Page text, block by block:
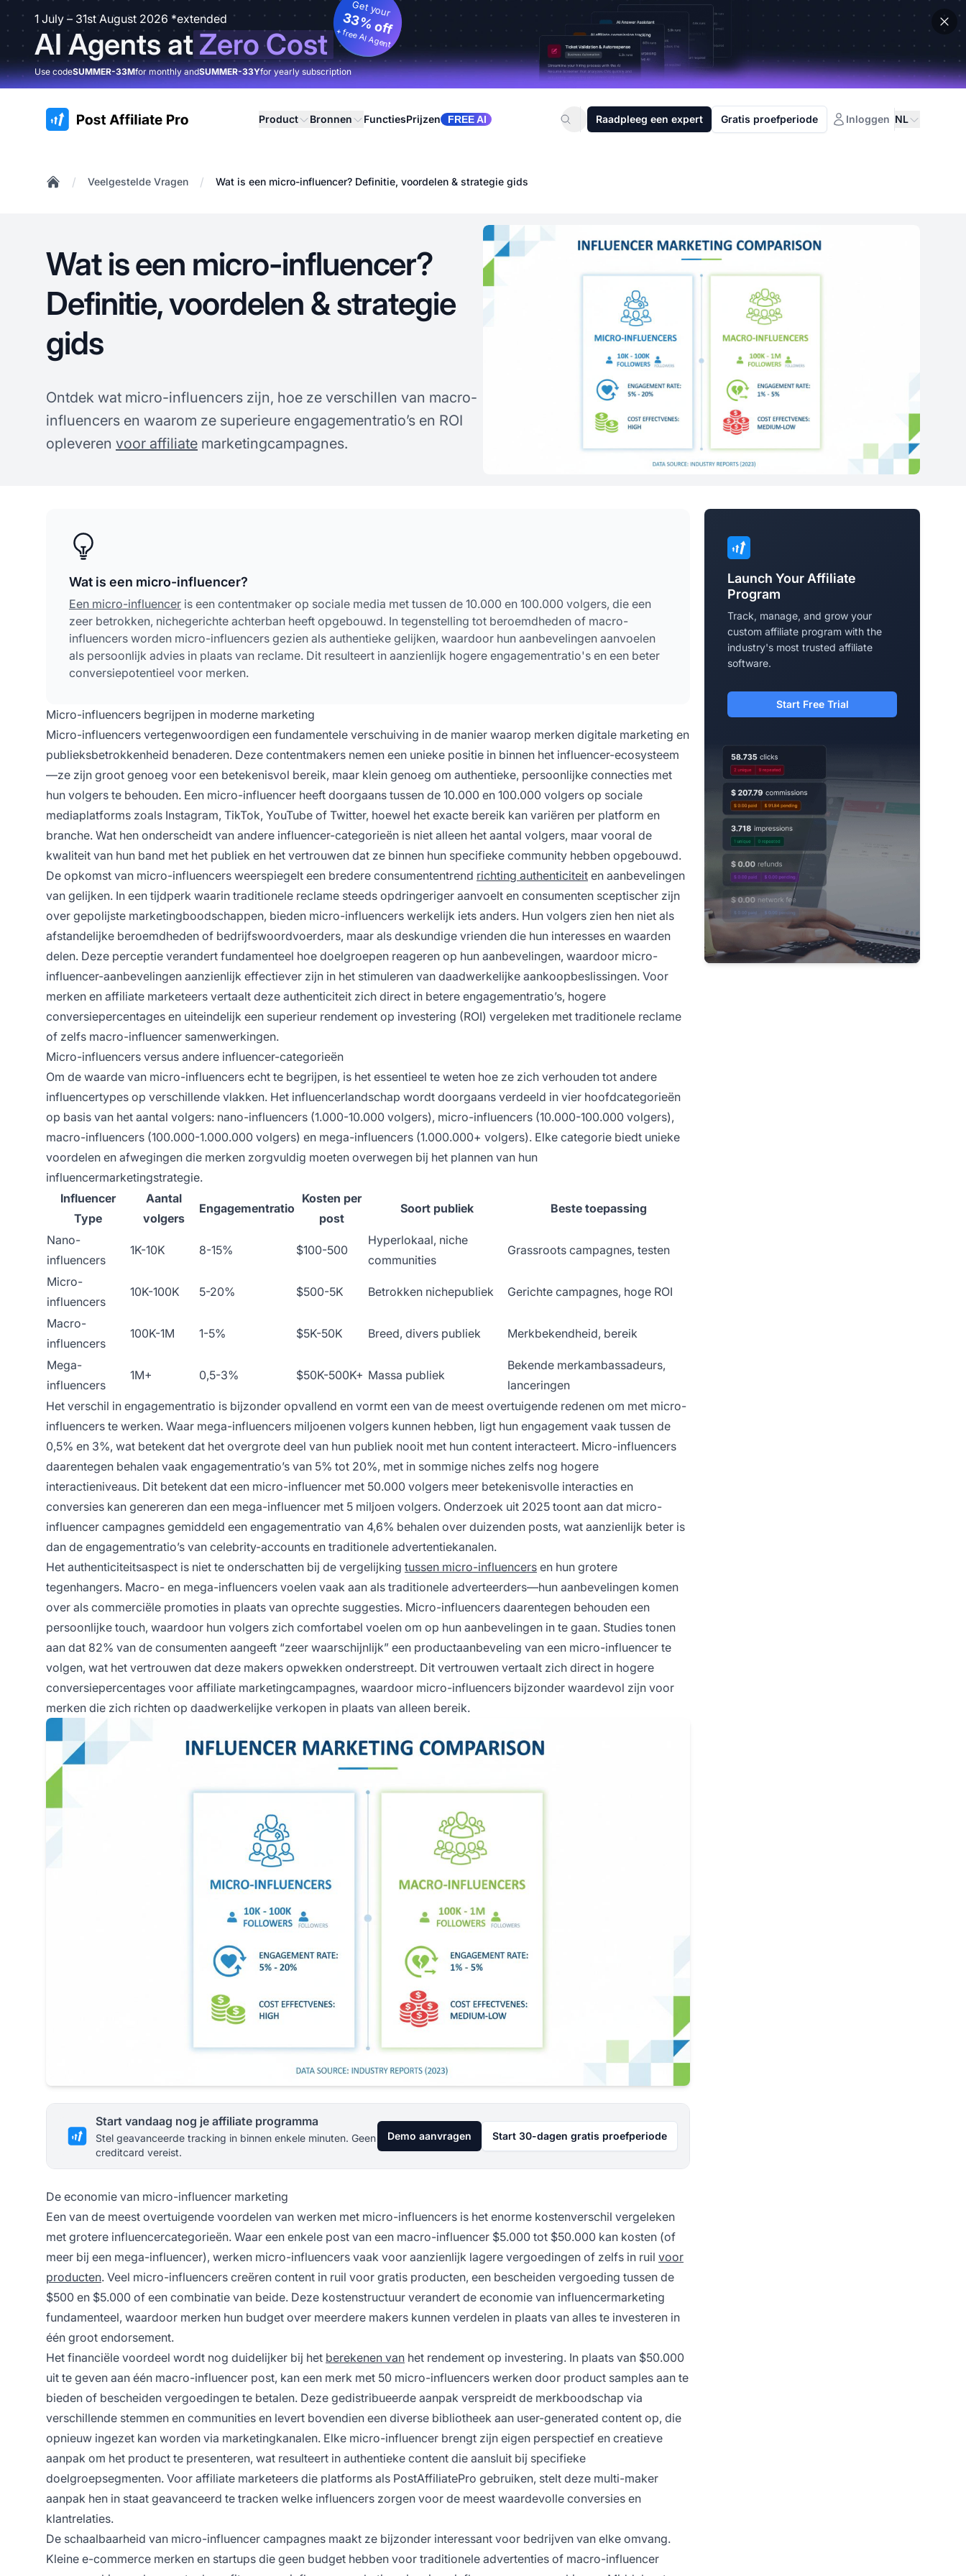
1 July – 31st August 2026 *extended
AI Agents atZero Cost
Get your
33% off
+ free AI Agent
Use codeSUMMER-33Mfor monthly andSUMMER-33Yfor yearly subscription
:site.title Product Bronnen FunctiesPrijzen FREE AI Raadpleeg een expert Gratis proefperiode Inloggen NL
/ Veelgestelde Vragen / Wat is een micro-influencer? Definitie, voordelen & strategie gids
Wat is een micro-influencer?
Definitie, voordelen & strategie
gids
Ontdek wat micro-influencers zijn, hoe ze verschillen van macro-
influencers en waarom ze superieure engagementratio’s en ROI
opleveren voor affiliate marketingcampagnes.
Wat is een micro-influencer?
Een micro-influencer is een contentmaker op sociale media met tussen de 10.000 en 100.000 volgers, die een
zeer betrokken, nichegerichte achterban heeft opgebouwd. In tegenstelling tot beroemdheden of macro-
influencers worden micro-influencers gezien als authentieke gelijken, waardoor hun aanbevelingen aanvoelen
als persoonlijk advies in plaats van reclame. Dit resulteert in aanzienlijk hogere engagementratio's en een beter
conversiepotentieel voor merken.
Micro-influencers begrijpen in moderne marketing
Micro-influencers vertegenwoordigen een fundamentele verschuiving in de manier waarop merken digitale marketing en
publieksbetrokkenheid benaderen. Deze contentmakers nemen een unieke positie in binnen het influencer-ecosysteem
—ze zijn groot genoeg voor een betekenisvol bereik, maar klein genoeg om authentieke, persoonlijke connecties met
hun volgers te behouden. Een micro-influencer heeft doorgaans tussen de 10.000 en 100.000 volgers op sociale
mediaplatforms zoals Instagram, TikTok, YouTube of Twitter, hoewel het exacte bereik kan variëren per platform en
branche. Wat hen onderscheidt van andere influencer-categorieën is niet alleen het aantal volgers, maar vooral de
kwaliteit van hun band met het publiek en het vertrouwen dat ze binnen hun specifieke community hebben opgebouwd.
De opkomst van micro-influencers weerspiegelt een bredere consumententrend richting authenticiteit en aanbevelingen
van gelijken. In een tijdperk waarin traditionele reclame steeds opdringeriger aanvoelt en consumenten sceptischer zijn
over gepolijste marketingboodschappen, bieden micro-influencers werkelijk iets anders. Hun volgers zien hen niet als
afstandelijke beroemdheden of bedrijfswoordvoerders, maar als deskundige vrienden die hun interesses en waarden
delen. Deze perceptie verandert fundamenteel hoe doelgroepen reageren op hun aanbevelingen, waardoor micro-
influencer-aanbevelingen aanzienlijk effectiever zijn in het stimuleren van daadwerkelijke aankoopbeslissingen. Voor
merken en affiliate marketeers vertaalt deze authenticiteit zich direct in betere engagementratio’s, hogere
conversiepercentages en uiteindelijk een superieur rendement op investering (ROI) vergeleken met traditionele reclame
of zelfs macro-influencer samenwerkingen.
Micro-influencers versus andere influencer-categorieën
Om de waarde van micro-influencers echt te begrijpen, is het essentieel te weten hoe ze zich verhouden tot andere
influencertypes op verschillende vlakken. Het influencerlandschap wordt doorgaans verdeeld in vier hoofdcategorieën
op basis van het aantal volgers: nano-influencers (1.000-10.000 volgers), micro-influencers (10.000-100.000 volgers),
macro-influencers (100.000-1.000.000 volgers) en mega-influencers (1.000.000+ volgers). Elke categorie biedt unieke
voordelen en afwegingen die merken zorgvuldig moeten overwegen bij het plannen van hun
influencermarketingstrategie.
Influencer
Type
Aantal
volgers
Engagementratio
Kosten per
post
Soort publiek Beste toepassing
Nano-
influencers
1K-10K 8-15% $100-500
Hyperlokaal, niche
communities
Grassroots campagnes, testen
Micro-
influencers
10K-100K 5-20% $500-5K Betrokken nichepubliek Gerichte campagnes, hoge ROI
Macro-
influencers
100K-1M 1-5% $5K-50K Breed, divers publiek Merkbekendheid, bereik
Mega-
influencers
1M+ 0,5-3% $50K-500K+ Massa publiek
Bekende merkambassadeurs,
lanceringen
Het verschil in engagementratio is bijzonder opvallend en vormt een van de meest overtuigende redenen om met micro-
influencers te werken. Waar mega-influencers miljoenen volgers kunnen hebben, ligt hun engagement vaak tussen de
0,5% en 3%, wat betekent dat het overgrote deel van hun publiek nooit met hun content interacteert. Micro-influencers
daarentegen behalen vaak engagementratio’s van 5% tot 20%, met in sommige niches zelfs nog hogere
interactieniveaus. Dit betekent dat een micro-influencer met 50.000 volgers meer betekenisvolle interacties en
conversies kan genereren dan een mega-influencer met 5 miljoen volgers. Onderzoek uit 2025 toont aan dat micro-
influencer campagnes gemiddeld een engagementratio van 4,6% behalen over duizenden posts, wat aanzienlijk beter is
dan de engagementratio’s van celebrity-accounts en traditionele advertentiekanalen.
Het authenticiteitsaspect is niet te onderschatten bij de vergelijking tussen micro-influencers en hun grotere
tegenhangers. Macro- en mega-influencers voelen vaak aan als traditionele adverteerders—hun aanbevelingen komen
over als commerciële promoties in plaats van oprechte suggesties. Micro-influencers daarentegen behouden een
persoonlijke touch, waardoor hun volgers zich comfortabel voelen om op hun aanbevelingen in te gaan. Studies tonen
aan dat 82% van de consumenten aangeeft “zeer waarschijnlijk” een productaanbeveling van een micro-influencer te
volgen, wat het vertrouwen dat deze makers opwekken onderstreept. Dit vertrouwen vertaalt zich direct in hogere
conversiepercentages voor affiliate marketingcampagnes, waardoor micro-influencers bijzonder waardevol zijn voor
merken die zich richten op daadwerkelijke verkopen in plaats van alleen bereik.
Start vandaag nog je affiliate programma
Stel geavanceerde tracking in binnen enkele minuten. Geen
creditcard vereist.
Demo aanvragen Start 30-dagen gratis proefperiode
De economie van micro-influencer marketing
Een van de meest overtuigende voordelen van werken met micro-influencers is het enorme kostenverschil vergeleken
met grotere influencercategorieën. Waar een enkele post van een macro-influencer $5.000 tot $50.000 kan kosten (of
meer bij een mega-influencer), werken micro-influencers vaak voor aanzienlijk lagere vergoedingen of zelfs in ruil voor
producten. Veel micro-influencers creëren content in ruil voor gratis producten, een bescheiden vergoeding tussen de
$500 en $5.000 of een combinatie van beide. Deze kostenstructuur verandert de economie van influencermarketing
fundamenteel, waardoor merken hun budget over meerdere makers kunnen verdelen in plaats van alles te investeren in
één groot endorsement.
Het financiële voordeel wordt nog duidelijker bij het berekenen van het rendement op investering. In plaats van $50.000
uit te geven aan één macro-influencer post, kan een merk met 50 micro-influencers werken door product samples aan te
bieden of bescheiden vergoedingen te betalen. Deze gedistribueerde aanpak verspreidt de merkboodschap via
verschillende stemmen en communities en levert bovendien een diverse bibliotheek aan user-generated content op, die
opnieuw ingezet kan worden via marketingkanalen. Elke micro-influencer brengt zijn eigen perspectief en creatieve
aanpak om het product te presenteren, wat resulteert in authentieke content die aansluit bij specifieke
doelgroepsegmenten. Voor affiliate marketeers die platforms als PostAffiliatePro gebruiken, stelt deze multi-maker
aanpak hen in staat geavanceerd te tracken welke influencers zorgen voor de meest waardevolle conversies en
klantrelaties.
De schaalbaarheid van micro-influencer campagnes maakt ze bijzonder interessant voor bedrijven van elke omvang.
Kleine e-commerce merken en startups die geen budget hebben voor traditionele advertenties of macro-influencer
Launch Your Affiliate
Program
Track, manage, and grow your
custom affiliate program with the
industry's most trusted affiliate
software.
Start Free Trial